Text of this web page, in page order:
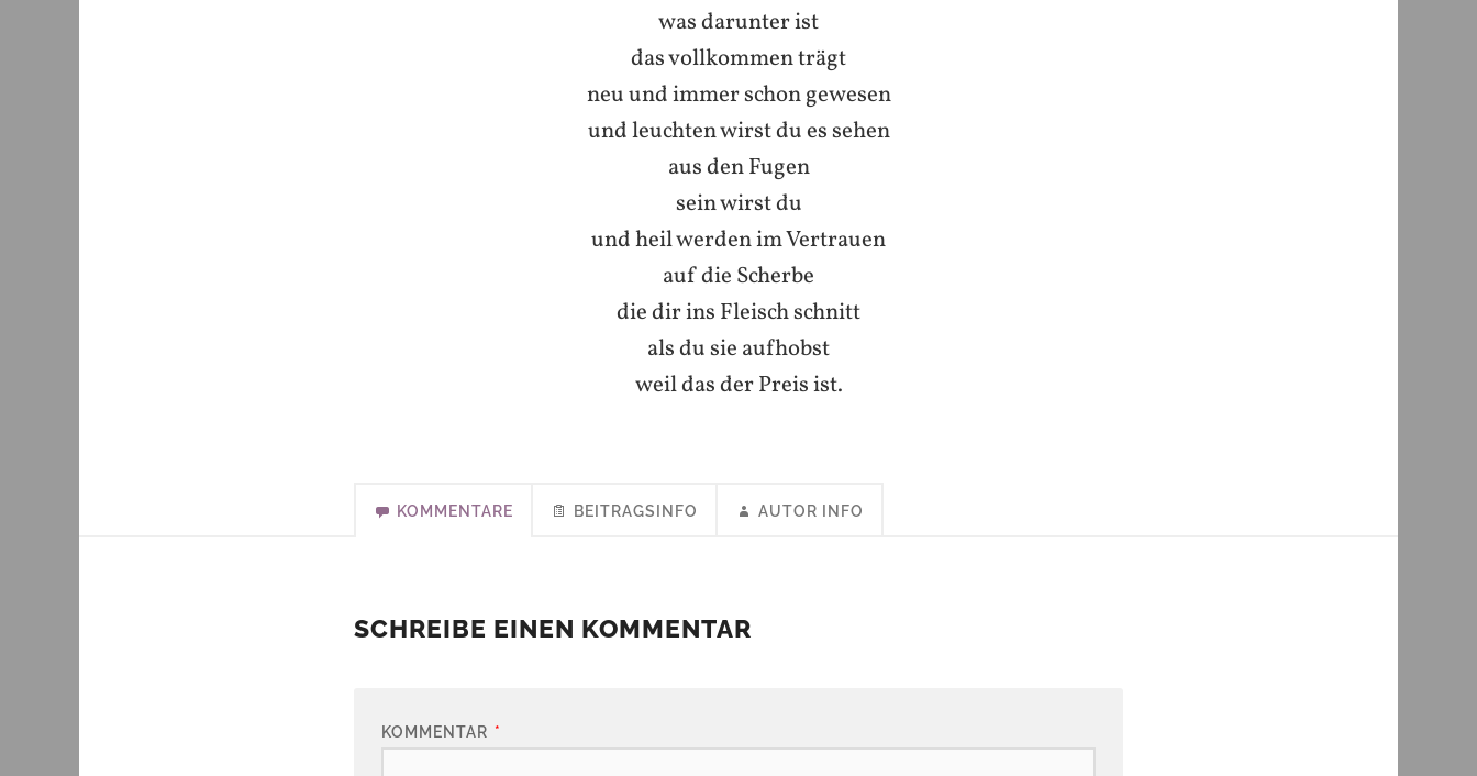
was darunter ist
das vollkommen trägt
neu und immer schon gewesen
und leuchten wirst du es sehen
aus den Fugen
sein wirst du
und heil werden im Vertrauen
auf die Scherbe
die dir ins Fleisch schnitt
als du sie aufhobst
weil das der Preis ist.
KOMMENTARE BEITRAGSINFO AUTOR INFO
SCHREIBE EINEN KOMMENTAR
KOMMENTAR *